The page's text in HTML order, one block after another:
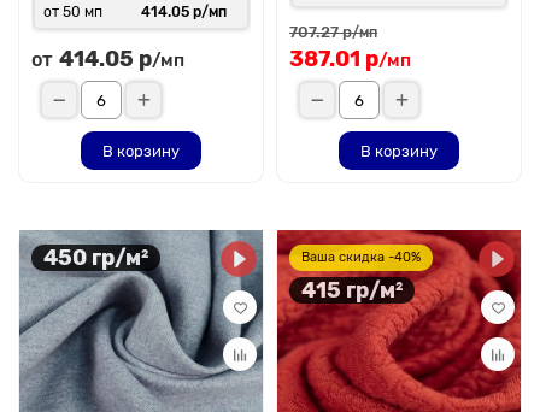
от 50 мп
414.05 р/мп
от 414.05 р/мп
В корзину
707.27 р/мп
387.01 р/мп
В корзину
450 гр/м² Ваша скидка -40%
415 гр/м²